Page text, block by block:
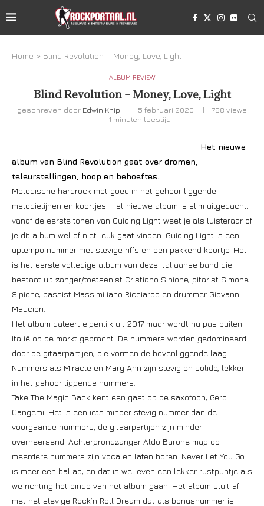
Home » Blind Revolution – Money, Love, Light
ALBUM REVIEW
Blind Revolution – Money, Love, Light
geschreven door Edwin Knip 5 februari 2020 768 views
1 minuten leestijd
Het nieuwe
album van Blind Revolution gaat over dromen,
teleurstellingen, hoop en behoeftes.
Melodische hardrock met goed in het gehoor liggende
melodielijnen en koortjes. Het nieuwe album is slim uitgedacht,
vanaf de eerste tonen van Guiding Light weet je als luisteraar of
je dit album wel of niet leuk gaat vinden. Guiding Light is een
uptempo nummer met stevige riffs en een pakkend koortje. Het
is het eerste volledige album van deze Italiaanse band die
bestaat uit zanger/toetsenist Cristiano Sipione, gitarist Simone
Sipione, bassist Massimiliano Ricciardo en drummer Giovanni
Maucieri.
Het album dateert eigenlijk uit 2017 maar wordt nu pas buiten
Italië op de markt gebracht. De nummers worden gedomineerd
door de gitaarpartijen, die vormen de bovenliggende laag.
Nummers als Miracle en Mary Ann zijn stevig en solide, lekker
in het gehoor liggende nummers.
Take The Magic Back kent een gast op de saxofoon, Gero
Cangemi. Het is een iets minder stevig nummer dan de
voorgaande nummers, de gitaarpartijen zijn minder
overheersend. Achtergrondzanger Aldo Barone mag op
meerdere nummers zijn vocalen laten horen. Never Let You Go
is meer een ballad, en dat is wel even een lekker rustpuntje als
we richting het einde van het album gaan. Het album sluit af
met het stevige Rock’n Roll Dream dat als bonusnummer is